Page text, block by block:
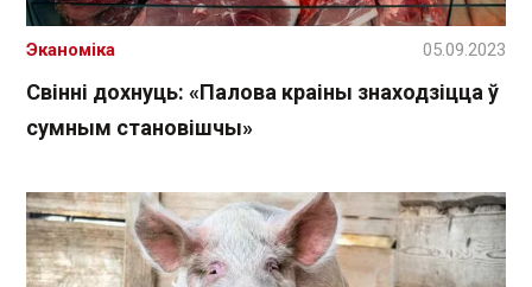
Свінні дохнуць: «Палова краіны знаходзіцца ў
сумным становішчы»
Эканоміка 05.09.2023